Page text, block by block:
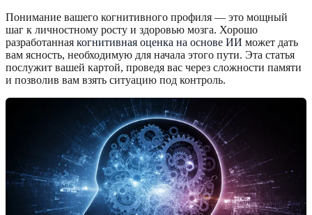
Понимание вашего когнитивного профиля — это мощный
шаг к личностному росту и здоровью мозга. Хорошо
разработанная когнитивная оценка на основе ИИ может дать
вам ясность, необходимую для начала этого пути. Эта статья
послужит вашей картой, проведя вас через сложности памяти
и позволив вам взять ситуацию под контроль.